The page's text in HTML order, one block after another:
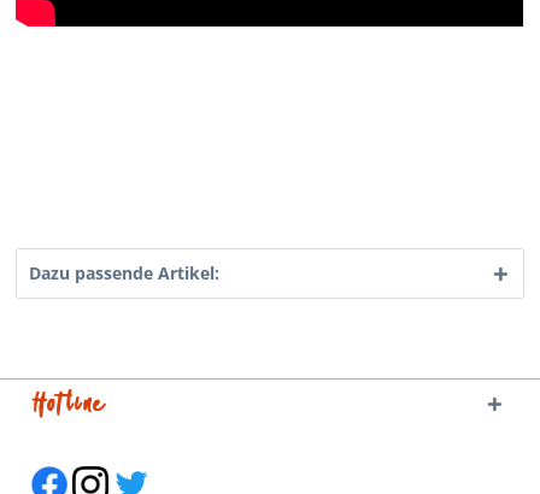
Dazu passende Artikel:
Hotline